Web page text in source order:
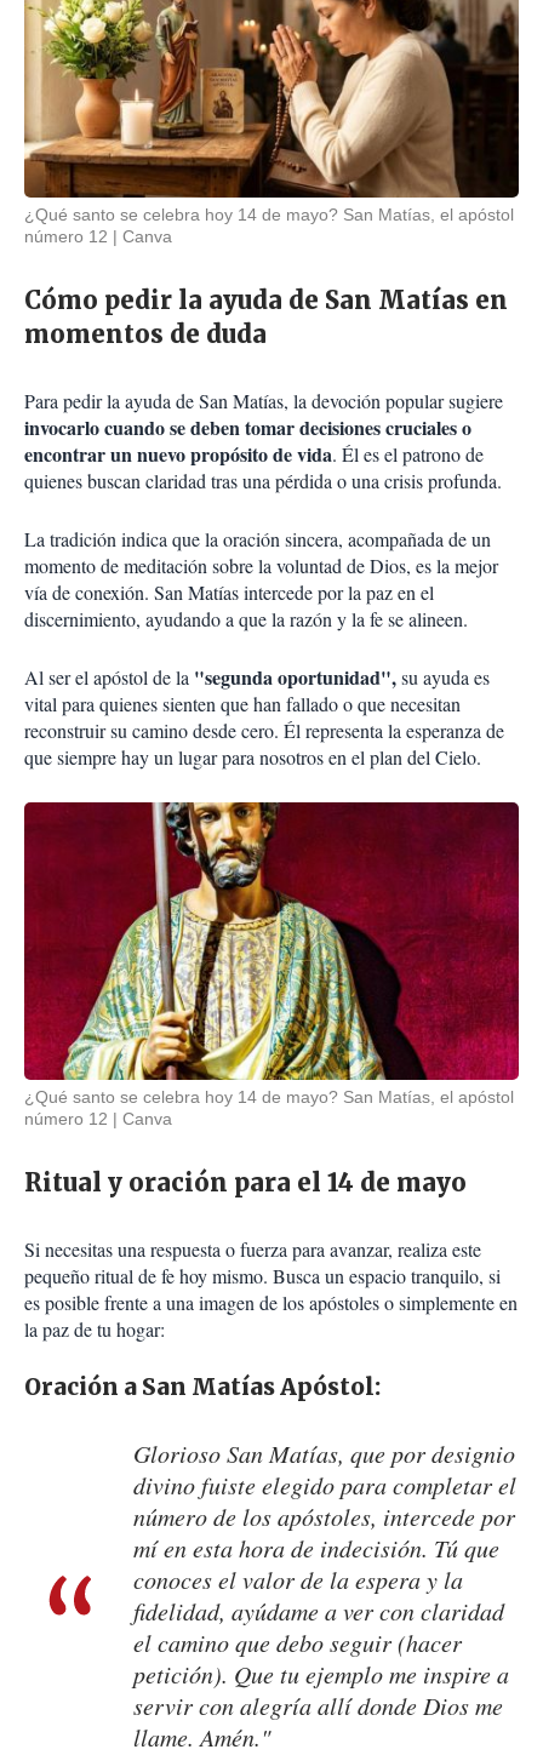
¿Qué santo se celebra hoy 14 de mayo? San Matías, el apóstol
número 12
Canva
Cómo pedir la ayuda de San Matías en
momentos de duda
Para pedir la ayuda de San Matías, la devoción popular sugiere
invocarlo cuando se deben tomar decisiones cruciales o
encontrar un nuevo propósito de vida. Él es el patrono de
quienes buscan claridad tras una pérdida o una crisis profunda.
La tradición indica que la oración sincera, acompañada de un
momento de meditación sobre la voluntad de Dios, es la mejor
vía de conexión. San Matías intercede por la paz en el
discernimiento, ayudando a que la razón y la fe se alineen.
Al ser el apóstol de la "segunda oportunidad",su ayuda es
vital para quienes sienten que han fallado o que necesitan
reconstruir su camino desde cero. Él representa la esperanza de
que siempre hay un lugar para nosotros en el plan del Cielo.
¿Qué santo se celebra hoy 14 de mayo? San Matías, el apóstol
número 12
Canva
Ritual y oración para el 14 de mayo
Si necesitas una respuesta o fuerza para avanzar, realiza este
pequeño ritual de fe hoy mismo. Busca un espacio tranquilo, si
es posible frente a una imagen de los apóstoles o simplemente en
la paz de tu hogar:
Oración a San Matías Apóstol:
Glorioso San Matías, que por designio
divino fuiste elegido para completar el
número de los apóstoles, intercede por
mí en esta hora de indecisión. Tú que
conoces el valor de la espera y la
fidelidad, ayúdame a ver con claridad
el camino que debo seguir (hacer
petición). Que tu ejemplo me inspire a
servir con alegría allí donde Dios me
llame. Amén."